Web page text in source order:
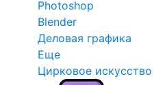
Photoshop
Blender
Деловая графика
Еще
Цирковое искусство